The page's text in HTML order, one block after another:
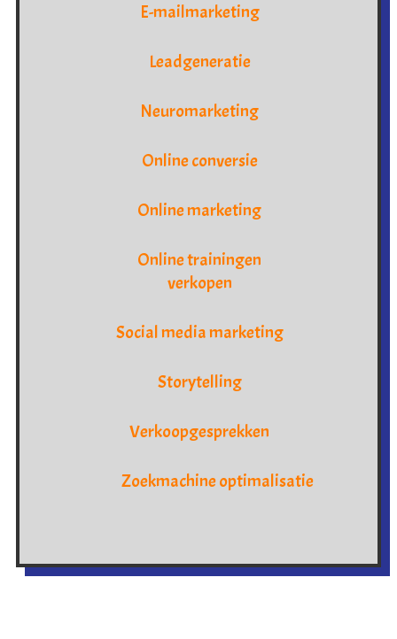
E-mailmarketing
Leadgeneratie
Neuromarketing
Online conversie
Online marketing
Online trainingen
verkopen
Social media marketing
Storytelling
Verkoopgesprekken
Zoekmachine optimalisatie